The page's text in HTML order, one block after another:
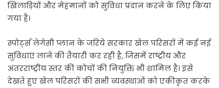
खिलाड़ियों और मेहमानों को सुविधा प्रदान करने के लिए किया
गया है।
स्पोर्ट्स लेगेसी प्लान के जरिये सरकार खेल परिसरों में कई नई
सुविधाएं लाने की तैयारी कर रही है, जिसमें राष्ट्रीय और
अंतरराष्ट्रीय स्तर की कोचों की नियुक्ति भी शामिल है। इसे
देखते हुए खेल परिसरों की सभी व्यवस्थाओं को एकीकृत करके